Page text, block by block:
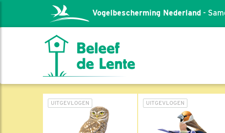
Vogelbescherming Nederland -
UITGEVLOGEN UITGEVLOGEN